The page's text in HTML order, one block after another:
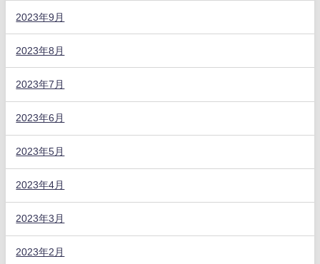
2023年9月
2023年8月
2023年7月
2023年6月
2023年5月
2023年4月
2023年3月
2023年2月